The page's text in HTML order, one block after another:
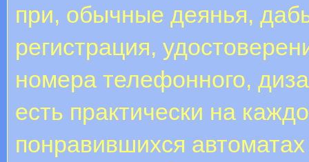
при, обычные деянья,
регистрация,
номера телефонного,
есть практически на
понравившихся